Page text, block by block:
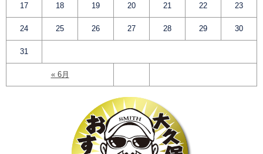
« 6月
17 18 19 20 21 22 23
24 25 26 27 28 29 30
31